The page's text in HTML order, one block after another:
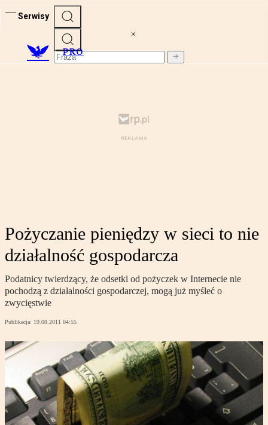
Serwisy
PRO
Pożyczanie pieniędzy w sieci to nie
działalność gospodarcza
Podatnicy twierdzący, że odsetki od pożyczek w Internecie nie
pochodzą z działalności gospodarczej, mogą już myśleć o
zwycięstwie
Publikacja: 19.08.2011 04:55